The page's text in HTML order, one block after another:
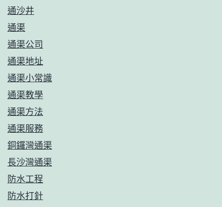
通沙井
通渠
通渠公司
通渠地址
通渠小常識
通渠教學
通渠方法
通渠服務
銅鑼灣通渠
長沙灣通渠
防水工程
防水打針